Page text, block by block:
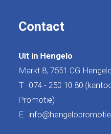
Contact
Uit in Hengelo
Markt 8, 7551 CG
T 074 - 250 10 80
Promotie)
E